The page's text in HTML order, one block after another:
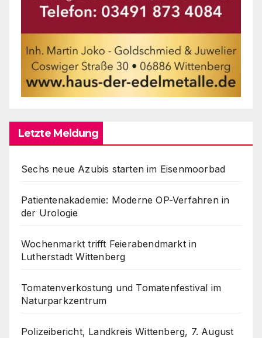
Letzte Meldung
Sechs neue Azubis starten im Eisenmoorbad
Patientenakademie: Moderne OP-Verfahren in
der Urologie
Wochenmarkt trifft Feierabendmarkt in
Lutherstadt Wittenberg
Tomatenverkostung und Tomatenfestival im
Naturparkzentrum
Polizeibericht, Landkreis Wittenberg, 7. August